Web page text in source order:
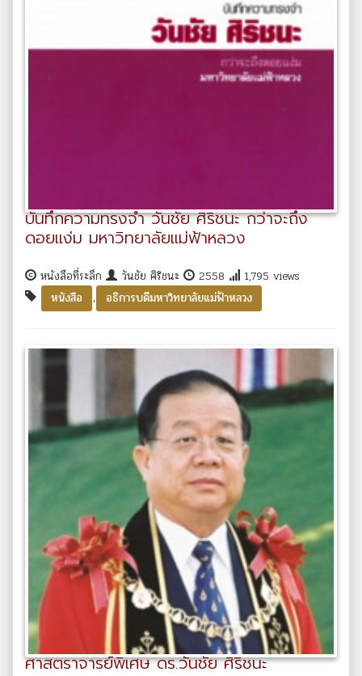
บันทึกความทรงจำ วันชัย ศิริชนะ กว่าจะถึง
ดอยแง่ม มหาวิทยาลัยแม่ฟ้าหลวง
หนังสือที่ระลึก วันชัย ศิริชนะ 2558
1,795 views
หนังสือ
, อธิการบดีมหาวิทยาลัยแม่ฟ้าหลวง
ศาสตราจารย์พิเศษ ดร.วันชัย ศิริชนะ